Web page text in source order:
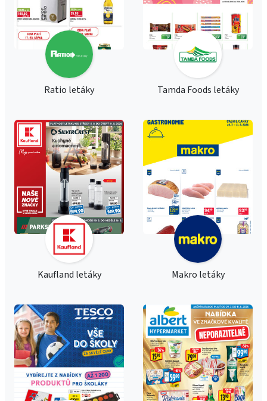
Ratio letáky Tamda Foods letáky
Kaufland letáky Makro letáky